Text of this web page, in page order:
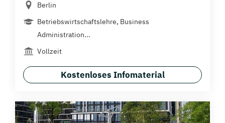
Berlin
Betriebswirtschaftslehre, Business
Administration...
Vollzeit
Kostenloses Infomaterial